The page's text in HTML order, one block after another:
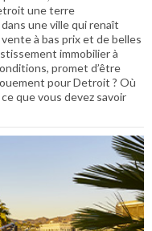
une terre
une ville qui renaît
à bas prix et de belles
immobilier à
promet d’être
pour Detroit ? Où
que vous devez savoir